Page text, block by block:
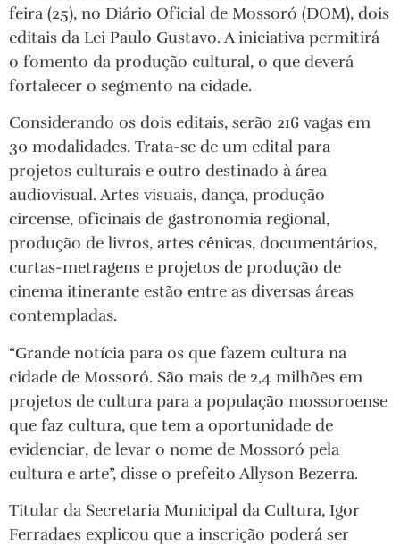
feira (25), no Diário Oficial de Mossoró (DOM), dois
editais da Lei Paulo Gustavo. A iniciativa permitirá
o fomento da produção cultural, o que deverá
fortalecer o segmento na cidade.
Considerando os dois editais, serão 216 vagas em
30 modalidades. Trata-se de um edital para
projetos culturais e outro destinado à área
audiovisual. Artes visuais, dança, produção
circense, oficinais de gastronomia regional,
produção de livros, artes cênicas, documentários,
curtas-metragens e projetos de produção de
cinema itinerante estão entre as diversas áreas
contempladas.
“Grande notícia para os que fazem cultura na
cidade de Mossoró. São mais de 2,4 milhões em
projetos de cultura para a população mossoroense
que faz cultura, que tem a oportunidade de
evidenciar, de levar o nome de Mossoró pela
cultura e arte”, disse o prefeito Allyson Bezerra.
Titular da Secretaria Municipal da Cultura, Igor
Ferradaes explicou que a inscrição poderá ser